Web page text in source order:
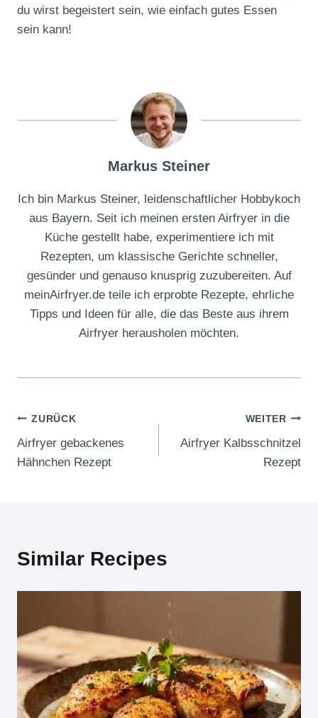
du wirst begeistert sein, wie einfach gutes Essen
sein kann!
Markus Steiner
Ich bin Markus Steiner, leidenschaftlicher Hobbykoch
aus Bayern. Seit ich meinen ersten Airfryer in die
Küche gestellt habe, experimentiere ich mit
Rezepten, um klassische Gerichte schneller,
gesünder und genauso knusprig zuzubereiten. Auf
meinAirfryer.de teile ich erprobte Rezepte, ehrliche
Tipps und Ideen für alle, die das Beste aus ihrem
Airfryer herausholen möchten.
Beitragsnavigation
ZURÜCK
Airfryer gebackenes
Hähnchen Rezept
WEITER
Airfryer Kalbsschnitzel
Rezept
Similar Recipes